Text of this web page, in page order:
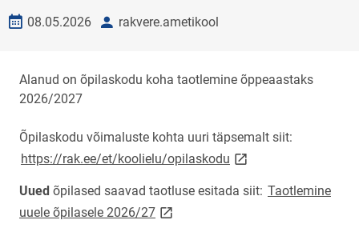
Loomise kuupäev
08.05.2026 autorrakvere.ametikool
Alanud on õpilaskodu koha taotlemine õppeaastaks
2026/2027
Õpilaskodu võimaluste kohta uuri täpsemalt siit:
https://rak.ee/et/koolielu/opilaskodu link opens on new
Uued õpilased saavad taotluse esitada siit: Taotlemine
uuele õpilasele 2026/27link opens on new page